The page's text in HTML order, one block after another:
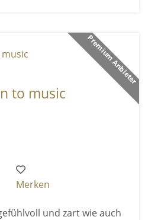
Premium Anbieter
to music
Merken
und zart wie auch